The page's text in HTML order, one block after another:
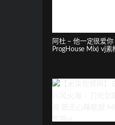
阿杜 – 他一定很爱你
ProgHouse Mix) vj素